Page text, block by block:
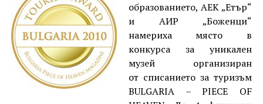
образованието, АЕК „Етър“
и АИР „Боженци“
намериха място в
конкурса за уникален
музей организиран
от списанието за туризъм
BULGARIA – PIECE OF